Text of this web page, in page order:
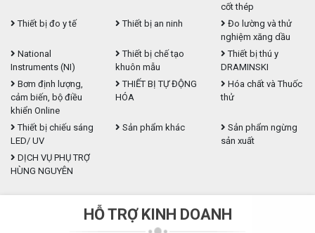
cốt thép
Thiết bị đo y tế
Thiết bị an ninh
Đo lường và thử
nghiệm xăng dầu
National
Instruments (NI)
Thiết bị chế tạo
khuôn mẫu
Thiết bị thú y
DRAMINSKI
Bơm định lượng,
cảm biến, bộ điều
khiển Online
THIẾT BỊ TỰ ĐỘNG
HÓA
Hóa chất và Thuốc
thử
Thiết bị chiếu sáng
LED/ UV
Sản phẩm khác
Sản phẩm ngừng
sản xuất
DỊCH VỤ PHỤ TRỢ
HÙNG NGUYÊN
HỖ TRỢ KINH DOANH